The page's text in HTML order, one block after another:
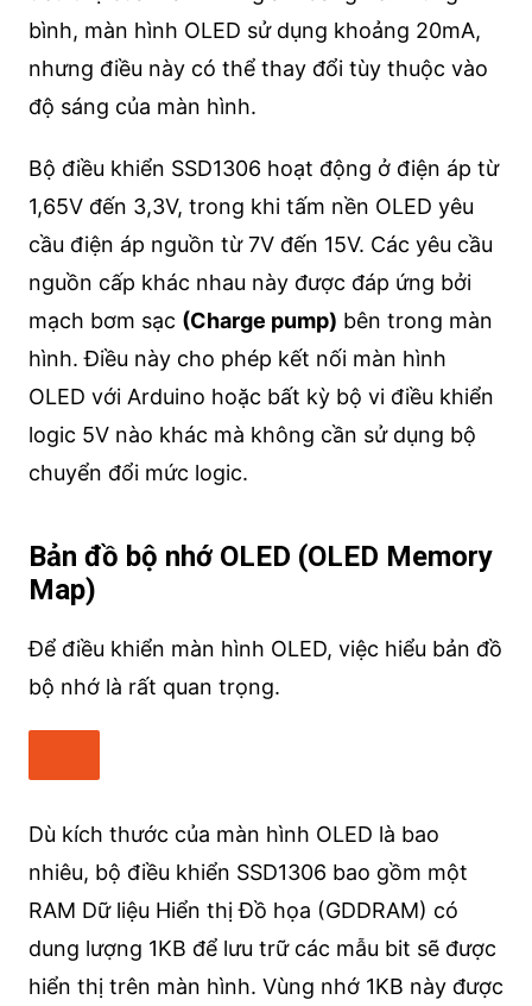
bình, màn hình OLED sử dụng khoảng 20mA,
nhưng điều này có thể thay đổi tùy thuộc vào
độ sáng của màn hình.
Bộ điều khiển SSD1306 hoạt động ở điện áp từ
1,65V đến 3,3V, trong khi tấm nền OLED yêu
cầu điện áp nguồn từ 7V đến 15V. Các yêu cầu
nguồn cấp khác nhau này được đáp ứng bởi
mạch bơm sạc (Charge pump) bên trong màn
hình. Điều này cho phép kết nối màn hình
OLED với Arduino hoặc bất kỳ bộ vi điều khiển
logic 5V nào khác mà không cần sử dụng bộ
chuyển đổi mức logic.
Bản đồ bộ nhớ OLED (OLED Memory
Map)
Để điều khiển màn hình OLED, việc hiểu bản đồ
bộ nhớ là rất quan trọng.
Dù kích thước của màn hình OLED là bao
nhiêu, bộ điều khiển SSD1306 bao gồm một
RAM Dữ liệu Hiển thị Đồ họa (GDDRAM) có
dung lượng 1KB để lưu trữ các mẫu bit sẽ được
hiển thị trên màn hình. Vùng nhớ 1KB này được